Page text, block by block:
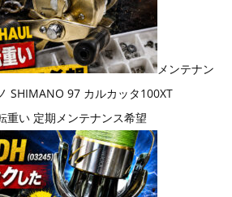
メンテナン
SHIMANO 97 カルカッタ100XT
重い 定期メンテナンス希望